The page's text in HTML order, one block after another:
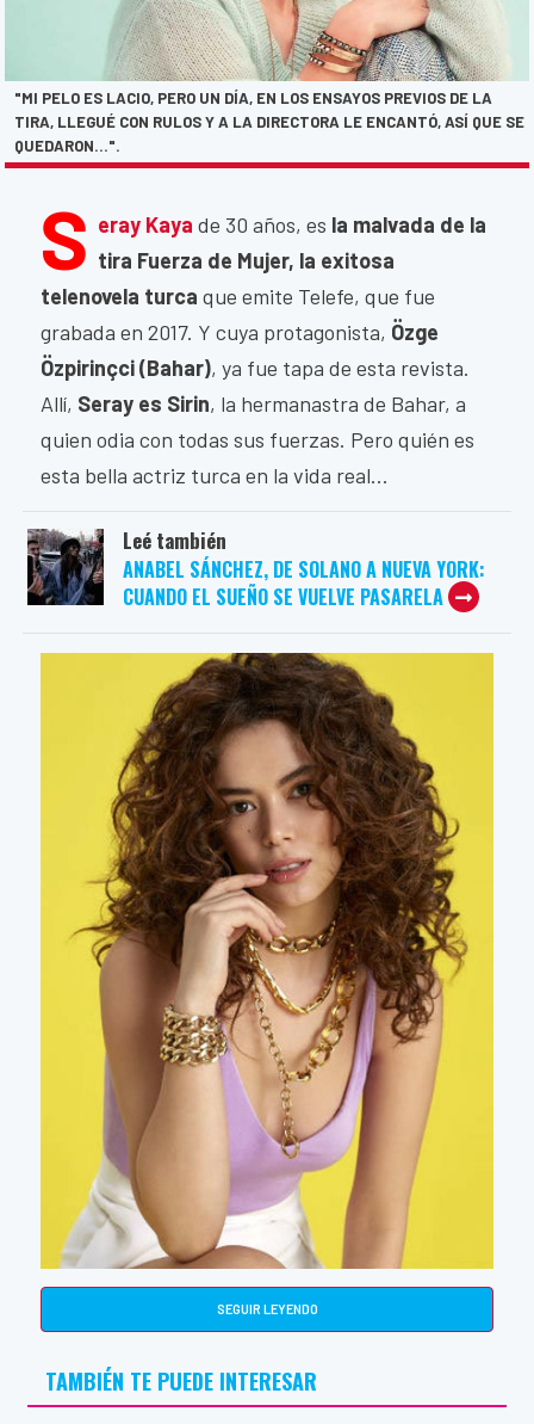
"MI PELO ES LACIO, PERO UN DÍA, EN LOS ENSAYOS PREVIOS DE LA
TIRA, LLEGUÉ CON RULOS Y A LA DIRECTORA LE ENCANTÓ, ASÍ QUE SE
QUEDARON...".
S eray Kaya de 30 años, es la malvada de la
tira Fuerza de Mujer, la exitosa
telenovela turca que emite Telefe, que fue
grabada en 2017. Y cuya protagonista, Özge
Özpirinçci (Bahar), ya fue tapa de esta revista.
Allí, Seray es Sirin, la hermanastra de Bahar, a
quien odia con todas sus fuerzas. Pero quién es
esta bella actriz turca en la vida real...
Leé también
ANABEL SÁNCHEZ, DE SOLANO A NUEVA YORK:
CUANDO EL SUEÑO SE VUELVE PASARELA
SEGUIR LEYENDO
TAMBIÉN TE PUEDE INTERESAR